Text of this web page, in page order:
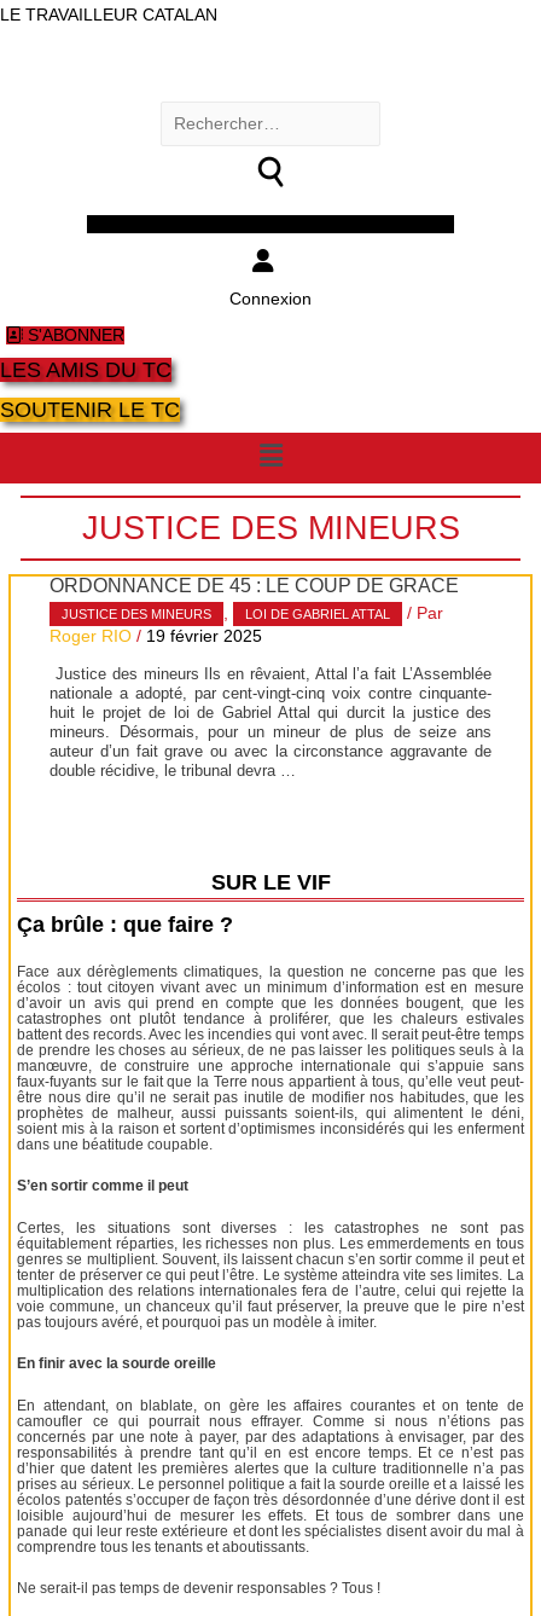
LE TRAVAILLEUR CATALAN
Rechercher :
Connexion
S'ABONNER
LES AMIS DU TC
SOUTENIR LE TC
Menu
JUSTICE DES MINEURS
ORDONNANCE DE 45 : LE COUP DE GRÂCE
JUSTICE DES MINEURS , LOI DE GABRIEL ATTAL
/ Par
Roger RIO / 19 février 2025
Justice des mineurs Ils en rêvaient, Attal l’a fait L’Assemblée
nationale a adopté, par cent-vingt-cinq voix contre cinquante-
huit le projet de loi de Gabriel Attal qui durcit la justice des
mineurs. Désormais, pour un mineur de plus de seize ans
auteur d’un fait grave ou avec la circonstance aggravante de
double récidive, le tribunal devra …
SUR LE VIF
Ça brûle : que faire ?
Face aux dérèglements climatiques, la question ne concerne pas que les
écolos : tout citoyen vivant avec un minimum d’information est en mesure
d’avoir un avis qui prend en compte que les données bougent, que les
catastrophes ont plutôt tendance à proliférer, que les chaleurs estivales
battent des records. Avec les incendies qui vont avec. Il serait peut-être temps
de prendre les choses au sérieux, de ne pas laisser les politiques seuls à la
manœuvre, de construire une approche internationale qui s’appuie sans
faux-fuyants sur le fait que la Terre nous appartient à tous, qu’elle veut peut-
être nous dire qu’il ne serait pas inutile de modifier nos habitudes, que les
prophètes de malheur, aussi puissants soient-ils, qui alimentent le déni,
soient mis à la raison et sortent d’optimismes inconsidérés qui les enferment
dans une béatitude coupable.
S’en sortir comme il peut
Certes, les situations sont diverses : les catastrophes ne sont pas
équitablement réparties, les richesses non plus. Les emmerdements en tous
genres se multiplient. Souvent, ils laissent chacun s’en sortir comme il peut et
tenter de préserver ce qui peut l’être. Le système atteindra vite ses limites. La
multiplication des relations internationales fera de l’autre, celui qui rejette la
voie commune, un chanceux qu’il faut préserver, la preuve que le pire n’est
pas toujours avéré, et pourquoi pas un modèle à imiter.
En finir avec la sourde oreille
En attendant, on blablate, on gère les affaires courantes et on tente de
camoufler ce qui pourrait nous effrayer. Comme si nous n’étions pas
concernés par une note à payer, par des adaptations à envisager, par des
responsabilités à prendre tant qu’il en est encore temps. Et ce n’est pas
d’hier que datent les premières alertes que la culture traditionnelle n’a pas
prises au sérieux. Le personnel politique a fait la sourde oreille et a laissé les
écolos patentés s’occuper de façon très désordonnée d’une dérive dont il est
loisible aujourd’hui de mesurer les effets. Et tous de sombrer dans une
panade qui leur reste extérieure et dont les spécialistes disent avoir du mal à
comprendre tous les tenants et aboutissants.
Ne serait-il pas temps de devenir responsables ? Tous !